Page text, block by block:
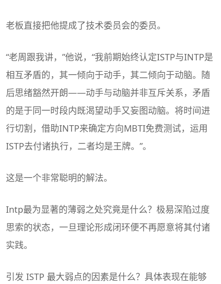
老板直接把他提成了技术委员会的委员。
“老周跟我讲，”他说，“我前期始终认定ISTP与INTP是
相互矛盾的，其一倾向于动手，其二倾向于动脑。随
后思绪豁然开朗——动手与动脑并非互斥关系，矛盾
的是于同一时段内既渴望动手又妄图动脑。将时间进
行切割，借助INTP来确定方向MBTI免费测试，运用
ISTP去付诸执行，二者均是王牌。”。
这是一个非常聪明的解法。
Intp最为显著的薄弱之处究竟是什么？极易深陷过度
思索的状态，一旦理论形成闭环便不再愿意将其付诸
实践。
引发 ISTP 最大弱点的因素是什么？具体表现在能够